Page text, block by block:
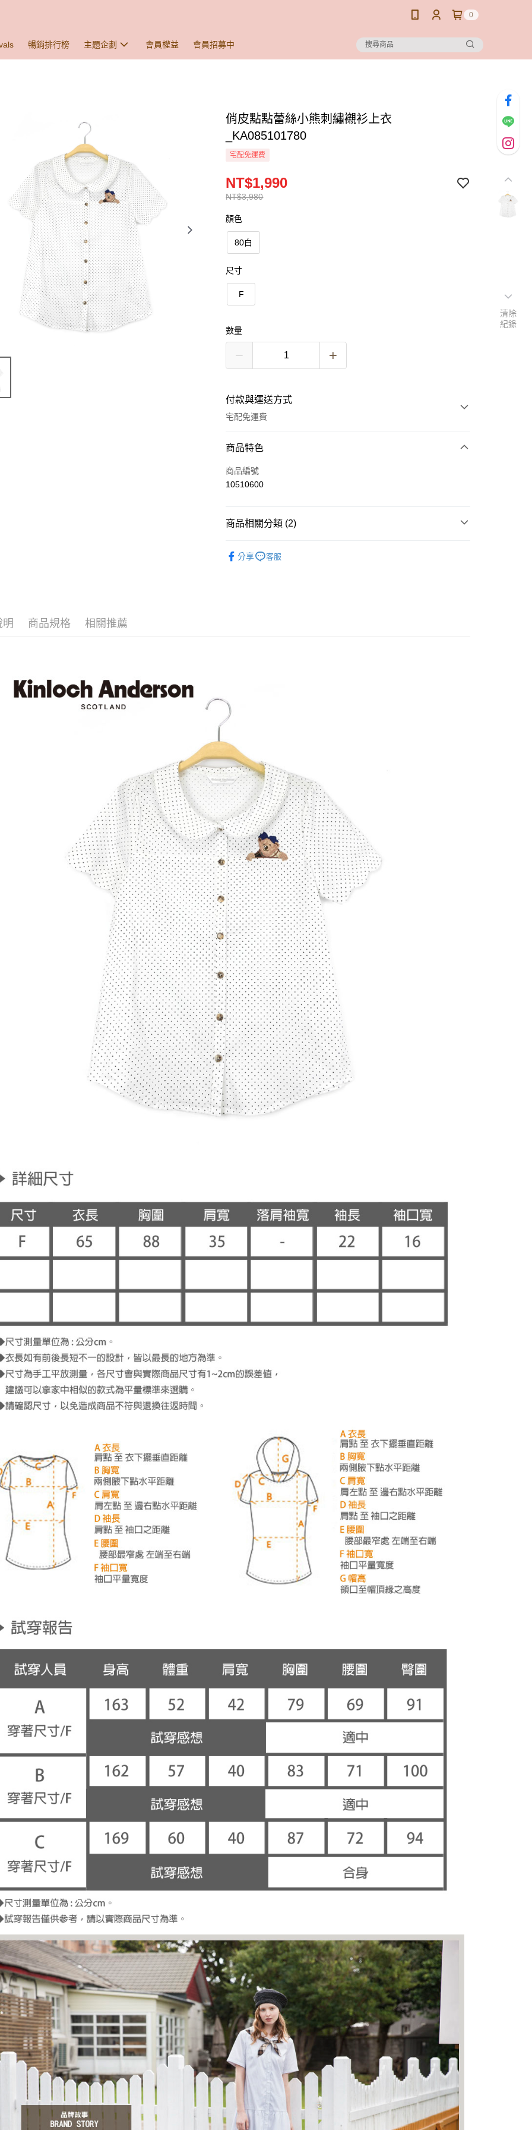
0
暢銷排行榜 主題企劃 會員權益 會員招募中
俏皮點點蕾絲小熊刺繡襯衫上衣
_KA085101780
宅配免運費
NT$3,980
NT$1,990
顏色
80白
尺寸
F
數量
付款與運送方式
宅配免運費
付款方式
信用卡一次付款
悠遊付
宅配
商品特色
商品編號
10510600
商品相關分類 (2)
分享 客服
明 商品規格 相關推薦
清除
紀錄